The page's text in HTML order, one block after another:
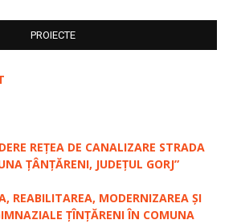
PROIECTE
REȚEA DE CANALIZARE STRADA
ȚÂNȚĂRENI, JUDEȚUL GORJ”
REABILITAREA, MODERNIZAREA ȘI
ȚÎNȚĂRENI ÎN COMUNA